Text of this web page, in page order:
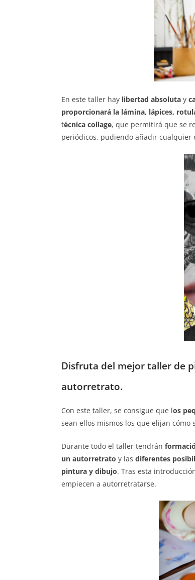
En este taller hay libertad absoluta y
proporcionará la lámina, lápices,
técnica collage, que permitirá que se
periódicos, pudiendo añadir cualquier
Disfruta del mejor taller de
autorretrato.
Con este taller, se consigue que los
sean ellos mismos los que elijan cómo
Durante todo el taller tendrán
un autorretrato y las diferentes
pintura y dibujo. Tras esta
empiecen a autorretratarse.